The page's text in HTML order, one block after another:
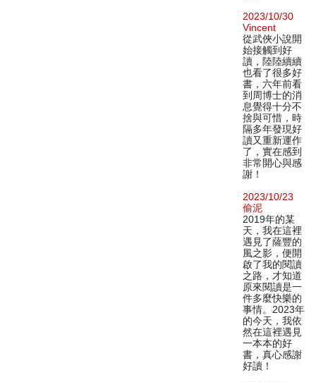
2023/10/30
Vincent
從武俠小說開
始接觸到好
讀，陸陸續續
也看了很多好
書，六年前看
到周博士的消
息覺得十分不
捨與可惜，時
隔多年發現好
讀又重新運作
了，實在感到
非常開心與感
謝！
2023/10/23
偷泥
2019年的某
天，我在這裡
遇見了薩豐的
風之影，便開
啟了我的閱讀
之路，才知道
原來閱讀是一
件多麼快樂的
事情。2023年
的今天，我依
然在這裡遇見
一本本的好
書，真心感謝
好讀！